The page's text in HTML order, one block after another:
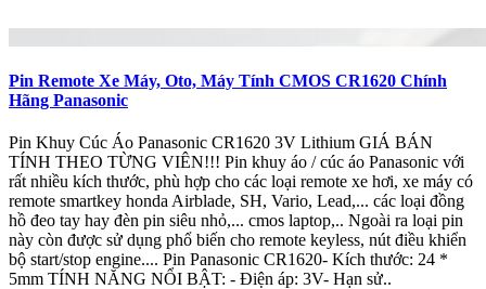
Pin Remote Xe Máy, Oto, Máy Tính CMOS CR1620 Chính
Hãng Panasonic
Pin Khuy Cúc Áo Panasonic CR1620 3V Lithium GIÁ BÁN
TÍNH THEO TỪNG VIÊN!!! Pin khuy áo / cúc áo Panasonic với
rất nhiều kích thước, phù hợp cho các loại remote xe hơi, xe máy có
remote smartkey honda Airblade, SH, Vario, Lead,... các loại đồng
hồ đeo tay hay đèn pin siêu nhỏ,... cmos laptop,.. Ngoài ra loại pin
này còn được sử dụng phổ biến cho remote keyless, nút điều khiển
bộ start/stop engine.... Pin Panasonic CR1620- Kích thước: 24 *
5mm TÍNH NĂNG NỔI BẬT: - Điện áp: 3V- Hạn sử..